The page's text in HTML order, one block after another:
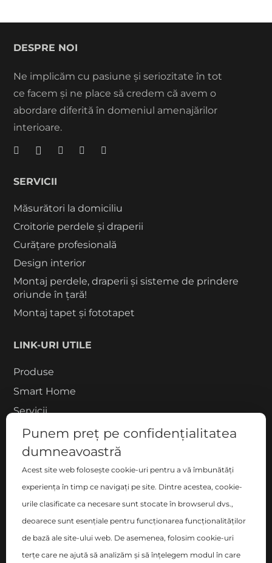
DESPRE NOI
Ne implicăm cu pasiune și seriozitate în tot
ce facem și ne place să credem că avem o
abordare diferită în domeniul amenajărilor
interioare.
SERVICII
Măsurători la domiciliu
Croitorie perdele și draperii
Curățare profesională
Design interior
Montaj perdele, draperii și sisteme de prindere
oriunde în țară!
Montaj tapet și fototapet
LINK-URI UTILE
Produse
Smart Home
Servicii
Proiecte
Despre noi
Blog
Contact
S.C. ZEN DECO HOME S.R.L.
Punem preț pe confidențialitatea
dumneavoastră
Acest site web folosește cookie-uri pentru a vă îmbunătăți
experiența în timp ce navigați pe site. Dintre acestea, cookie-
urile clasificate ca necesare sunt stocate în browserul dvs.,
deoarece sunt esențiale pentru funcționarea funcționalităților
de bază ale site-ului web. De asemenea, folosim cookie-uri
terțe care ne ajută să analizăm și să înțelegem modul în care